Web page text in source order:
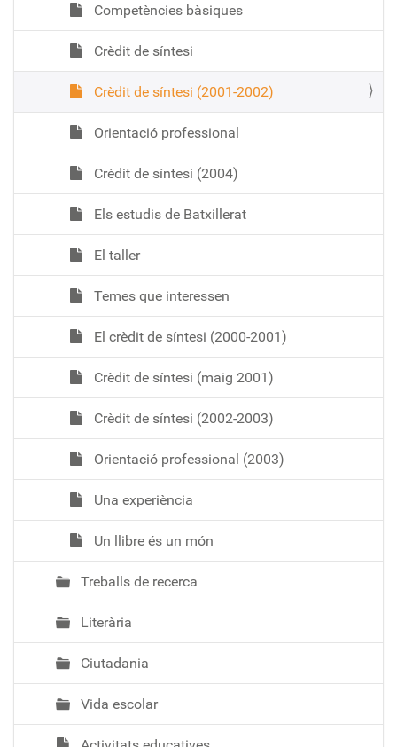
Competències bàsiques
Crèdit de síntesi
Crèdit de síntesi (2001-2002)
Orientació professional
Crèdit de síntesi (2004)
Els estudis de Batxillerat
El taller
Temes que interessen
El crèdit de síntesi (2000-2001)
Crèdit de síntesi (maig 2001)
Crèdit de síntesi (2002-2003)
Orientació professional (2003)
Una experiència
Un llibre és un món
Treballs de recerca
Literària
Ciutadania
Vida escolar